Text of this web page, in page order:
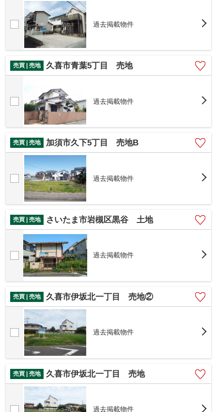
過去掲載物件
売買 | 売地 久喜市青葉5丁目 売地
過去掲載物件
売買 | 売地 加須市久下5丁目 売地B
過去掲載物件
売買 | 売地 さいたま市岩槻区黒谷 土地
過去掲載物件
売買 | 売地 久喜市伊坂北一丁目 売地②
過去掲載物件
売買 | 売地 久喜市伊坂北一丁目 売地
過去掲載物件